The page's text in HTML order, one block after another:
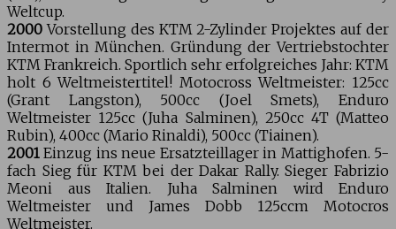
Weltcup.
2000 Vorstellung des KTM 2-Zylinder Projektes auf der
Intermot in München. Gründung der Vertriebstochter
KTM Frankreich. Sportlich sehr erfolgreiches Jahr: KTM
holt 6 Weltmeistertitel! Motocross Weltmeister: 125cc
(Grant Langston), 500cc (Joel Smets), Enduro
Weltmeister 125cc (Juha Salminen), 250cc 4T (Matteo
Rubin), 400cc (Mario Rinaldi), 500cc (Tiainen).
2001 Einzug ins neue Ersatzteillager in Mattighofen. 5-
fach Sieg für KTM bei der Dakar Rally. Sieger Fabrizio
Meoni aus Italien. Juha Salminen wird Enduro
Weltmeister und James Dobb 125ccm Motocros
Weltmeister.